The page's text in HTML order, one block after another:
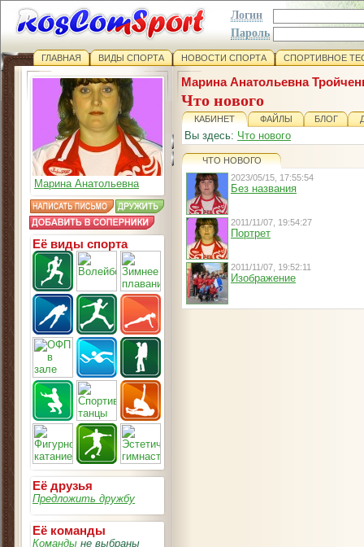
Логин
Пароль
ГЛАВНАЯ ВИДЫ СПОРТА НОВОСТИ СПОРТА СПОРТИВНОЕ
Марина Анатольевна
Её виды спорта
Её друзья
Предложить дружбу
Её команды
Команды не выбраны
Марина Анатольевна
Что нового
КАБИНЕТ ФАЙЛЫ БЛОГ
Вы здесь: Что нового
ЧТО НОВОГО
2023/05/15, 17:55:54
Без названия
2011/11/07, 19:54:27
Портрет
2011/11/07, 19:52:11
Изображение